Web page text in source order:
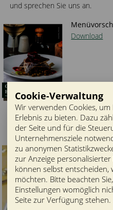
und sprechen Sie uns an.
Download
Cookie-Verwaltung
Wir verwenden Cookies,
Erlebnis zu bieten. Dazu
der Seite und für die
Unternehmensziele
zu anonymen
zur Anzeige
können selbst entscheiden,
möchten. Bitte beachten
Einstellungen womöglich
Seite zur Verfügung stehen.